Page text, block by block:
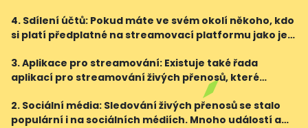
Užijte si své oblíbené události přímo z pohodlí
4. Sdílení účtů: Pokud máte ve svém okolí někoho, kdo
si platí předplatné na streamovací platformu jako je
vás nezvali k sobě domů na živý přenos. N
3. Aplikace pro streamování: Existuje také řada
aplikací pro streamování živých přenosů, které
můžete najít v obchodech s aplikacemi pro váš
mobilní telefon nebo tablet. Mezi nejznámější patří
napříkl
2. Sociální média: Sledování živých přenosů se stalo
populární i na sociálních médiích. Mnoho událostí a